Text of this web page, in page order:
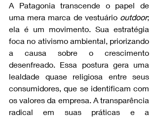
A Patagonia transcende o papel de
uma mera marca de vestuário outdoor;
ela é um movimento. Sua estratégia
foca no ativismo ambiental, priorizando
a causa sobre o crescimento
desenfreado. Essa postura gera uma
lealdade quase religiosa entre seus
consumidores, que se identificam com
os valores da empresa. A transparência
radical em suas práticas e a